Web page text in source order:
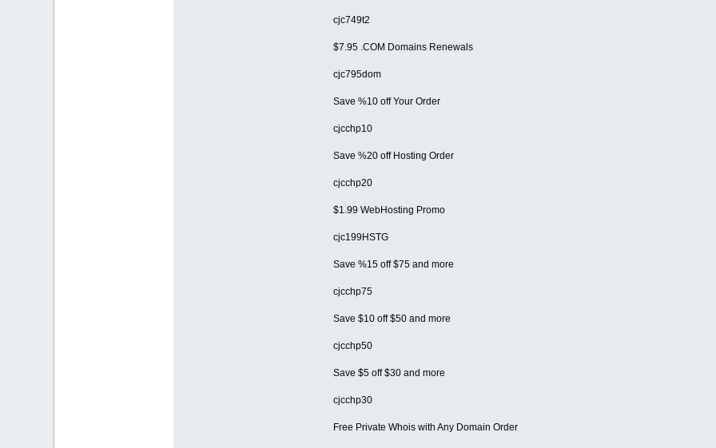
cjc749t2
$7.95 .COM Domains Renewals
cjc795dom
Save %10 off Your Order
cjcchp10
Save %20 off Hosting Order
cjcchp20
$1.99 WebHosting Promo
cjc199HSTG
Save %15 off $75 and more
cjcchp75
Save $10 off $50 and more
cjcchp50
Save $5 off $30 and more
cjcchp30
Free Private Whois with Any Domain Order